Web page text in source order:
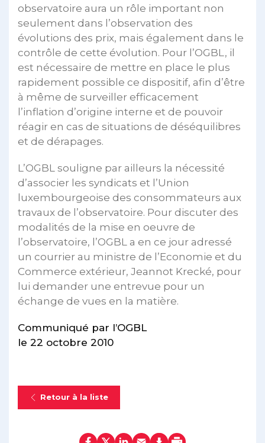
observatoire aura un rôle important non
seulement dans l’observation des
évolutions des prix, mais également dans le
contrôle de cette évolution. Pour l’OGBL, il
est nécessaire de mettre en place le plus
rapidement possible ce dispositif, afin d’être
à même de surveiller efficacement
l’inflation d’origine interne et de pouvoir
réagir en cas de situations de déséquilibres
et de dérapages.
L’OGBL souligne par ailleurs la nécessité
d’associer les syndicats et l’Union
luxembourgeoise des consommateurs aux
travaux de l’observatoire. Pour discuter des
modalités de la mise en oeuvre de
l’observatoire, l’OGBL a en ce jour adressé
un courrier au ministre de l’Economie et du
Commerce extérieur, Jeannot Krecké, pour
lui demander une entrevue pour un
échange de vues en la matière.
Communiqué par l’OGBL
le 22 octobre 2010
Retour à la liste